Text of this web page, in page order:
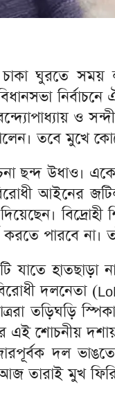
চাকা ঘুরতে
ও
তবে মুখে
ছন্দ উধাও।
আইনের
পারবে
হাতছাড়া
দলনেতা
তড়িঘড়ি
এই শোচনীয়
দল
তারাই মুখ